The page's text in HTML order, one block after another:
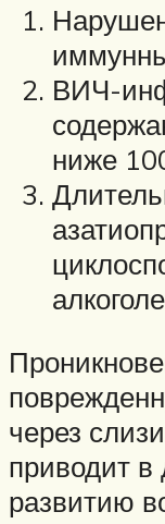
ВИЧ-
ниже
через
приводит
развитию